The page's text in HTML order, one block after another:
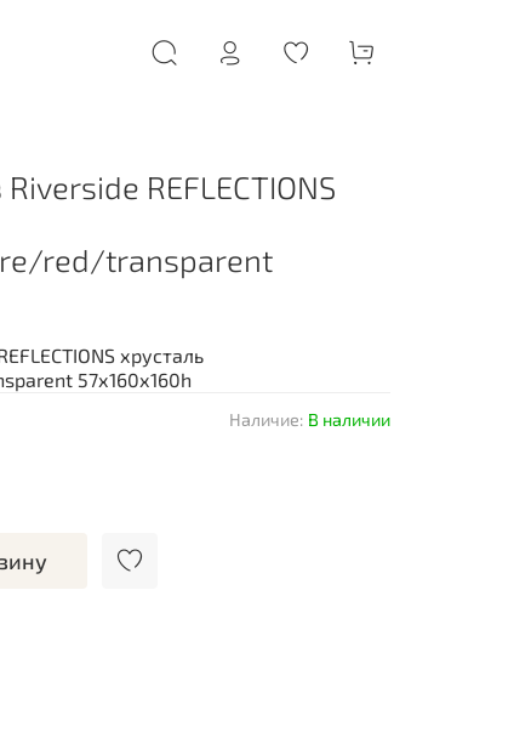
Наличие: В наличии
REFLECTIONS
red/transparent
хрусталь
57х160х160h